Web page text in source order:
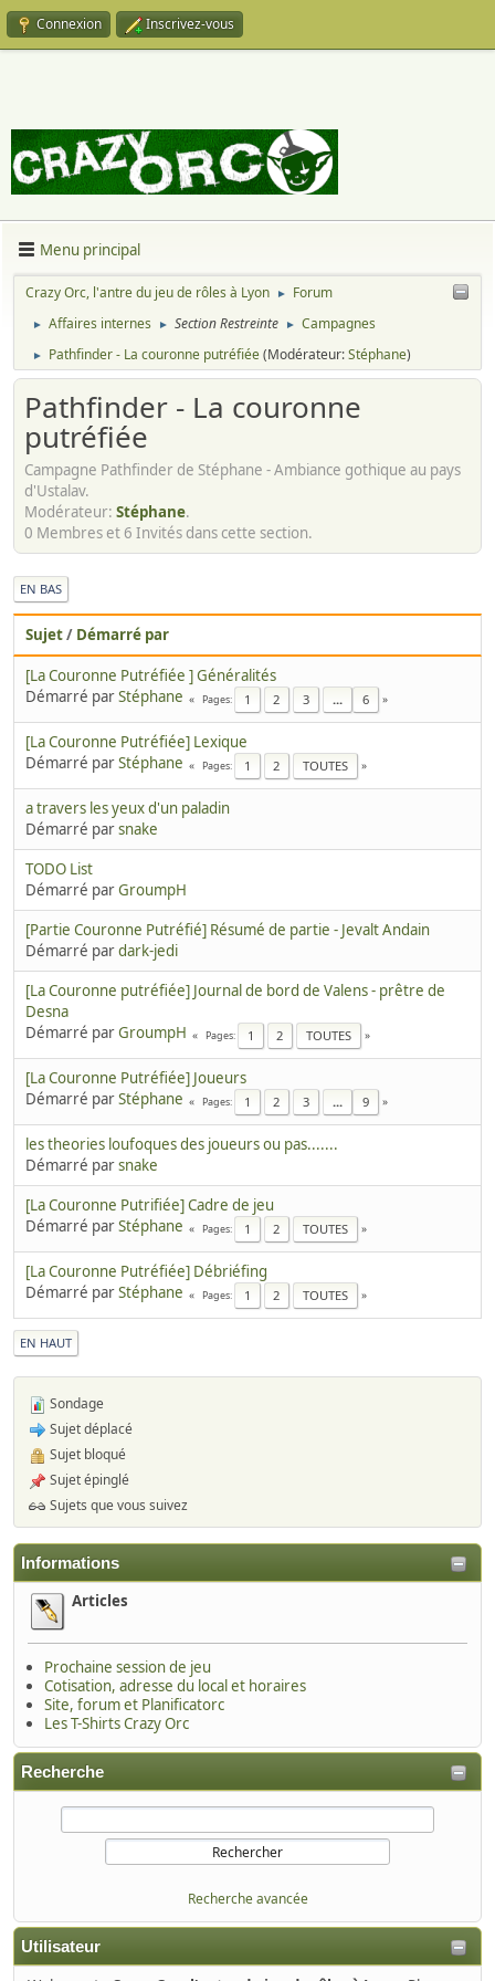
Connexion Inscrivez-vous
Menu principal
Crazy Orc, l'antre du jeu de rôles à Lyon ► Forum
► Affaires internes ► Section Restreinte ► Campagnes
► Pathfinder - La couronne putréfiée(Modérateur:Stéphane)
Informations
Articles
Prochaine session de jeu
Cotisation, adresse du local et horaires
Site, forum et Planificatorc
Les T-Shirts Crazy Orc
Recherche
Recherche avancée
Utilisateur
Pathfinder - La couronne
putréfiée
Campagne Pathfinder de Stéphane - Ambiance gothique au pays
d'Ustalav.
Modérateur: Stéphane.
0 Membres et 6 Invités dans cette section.
EN BAS
Sujet/ Démarré par
[La Couronne Putréfiée ] Généralités
Démarré parStéphane Pages 1 2 3 ... 6
[La Couronne Putréfiée] Lexique
Démarré parStéphane Pages 1 2 TOUTES
a travers les yeux d'un paladin
Démarré parsnake
TODO List
Démarré parGroumpH
[Partie Couronne Putréfié] Résumé de partie - Jevalt Andain
Démarré pardark-jedi
[La Couronne putréfiée] Journal de bord de Valens - prêtre de
Desna
Démarré parGroumpH Pages 1 2 TOUTES
[La Couronne Putréfiée] Joueurs
Démarré parStéphane Pages 1 2 3 ... 9
les theories loufoques des joueurs ou pas.......
Démarré parsnake
[La Couronne Putrifiée] Cadre de jeu
Démarré parStéphane Pages 1 2 TOUTES
[La Couronne Putréfiée] Débriéfing
Démarré parStéphane Pages 1 2 TOUTES
EN HAUT
Sondage
Sujet déplacé
Sujet bloqué
Sujet épinglé
Sujets que vous suivez